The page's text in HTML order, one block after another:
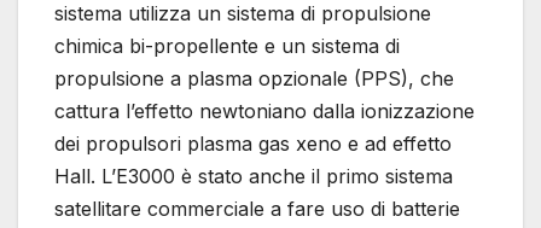
sistema utilizza un sistema di propulsione
chimica bi-propellente e un sistema di
propulsione a plasma opzionale (PPS), che
cattura l’effetto newtoniano dalla ionizzazione
dei propulsori plasma gas xeno e ad effetto
Hall. L’E3000 è stato anche il primo sistema
satellitare commerciale a fare uso di batterie